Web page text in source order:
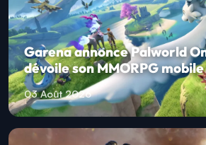
Garena annonce Palworld
dévoile son MMORPG
03 Août 2026